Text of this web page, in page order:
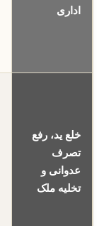
اداری
خلع ید، رفع
تصرف
عدوانی و
تخلیه ملک